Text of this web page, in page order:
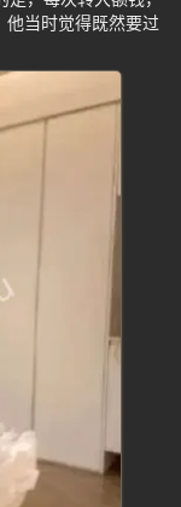
当时觉得既然要过